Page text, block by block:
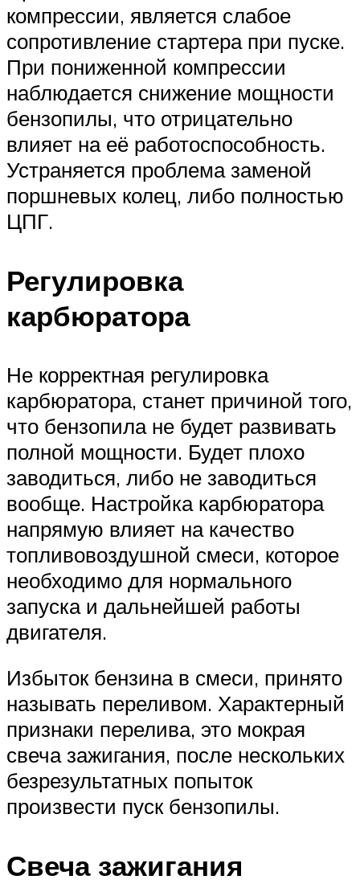
компрессии, является слабое
сопротивление стартера при пуске.
При пониженной компрессии
наблюдается снижение мощности
бензопилы, что отрицательно
влияет на её работоспособность.
Устраняется проблема заменой
поршневых колец, либо полностью
ЦПГ.
Регулировка
карбюратора
Не корректная регулировка
карбюратора, станет причиной того,
что бензопила не будет развивать
полной мощности. Будет плохо
заводиться, либо не заводиться
вообще. Настройка карбюратора
напрямую влияет на качество
топливовоздушной смеси, которое
необходимо для нормального
запуска и дальнейшей работы
двигателя.
Избыток бензина в смеси, принято
называть переливом. Характерный
признаки перелива, это мокрая
свеча зажигания, после нескольких
безрезультатных попыток
произвести пуск бензопилы.
Свеча зажигания